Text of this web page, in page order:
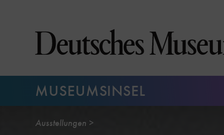
Seiteninhalt
MUSEUMSINSEL
Ausstellungen